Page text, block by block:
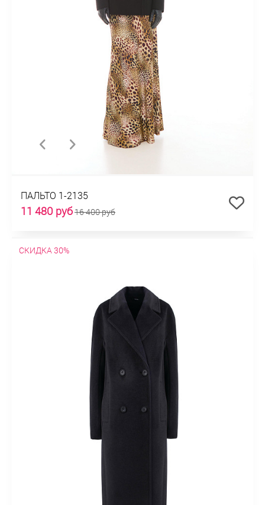
ПАЛЬТО 1-2135
11 480 руб16 400 руб
СКИДКА 30%